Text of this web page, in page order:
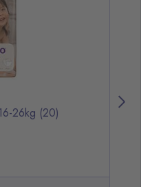
26kg (20)